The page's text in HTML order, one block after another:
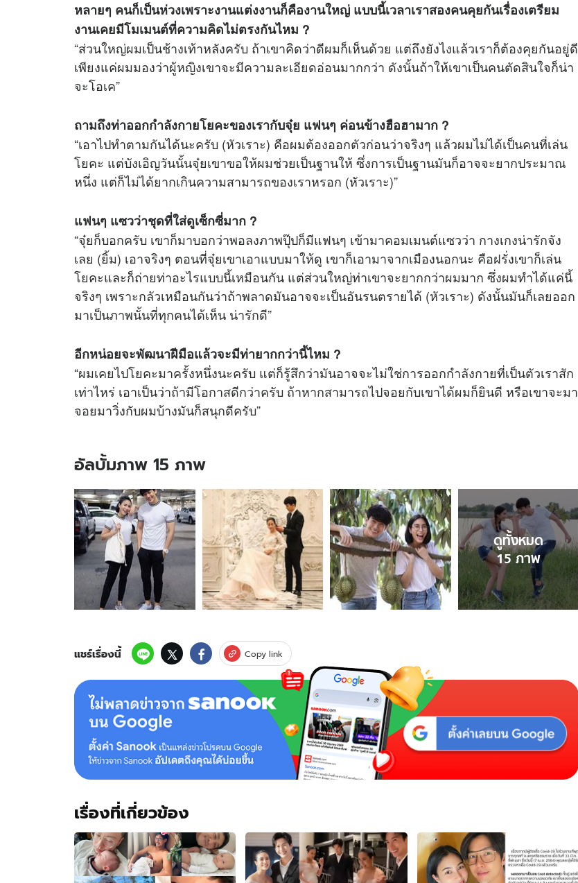
หลายๆ คนก็เป็นห่วงเพราะงานแต่งงานก็คืองานใหญ่ แบบนี้เวลาเราสองคนคุยกันเรื่องเตรียม
งานเคยมีโมเมนต์ที่ความคิดไม่ตรงกันไหม ?
“ส่วนใหญ่ผมเป็นช้างเท้าหลังครับ ถ้าเขาคิดว่าดีผมก็เห็นด้วย แต่ถึงยังไงแล้วเราก็ต้องคุยกันอยู่ดี
เพียงแค่ผมมองว่าผู้หญิงเขาจะมีความละเอียดอ่อนมากกว่า ดังนั้นถ้าให้เขาเป็นคนตัดสินใจก็น่า
จะโอเค”
ถามถึงท่าออกกำลังกายโยคะของเรากับจุ๋ย แฟนๆ ค่อนข้างฮือฮามาก ?
“เอาไปทำตามกันได้นะครับ (หัวเราะ) คือผมต้องออกตัวก่อนว่าจริงๆ แล้วผมไม่ได้เป็นคนที่เล่น
โยคะ แต่บังเอิญวันนั้นจุ๋ยเขาขอให้ผมช่วยเป็นฐานให้ ซึ่งการเป็นฐานมันก็อาจจะยากประมาณ
หนึ่ง แต่ก็ไม่ได้ยากเกินความสามารถของเราหรอก (หัวเราะ)”
แฟนๆ แซวว่าชุดที่ใส่ดูเซ็กซี่มาก ?
“จุ๋ยก็บอกครับ เขาก็มาบอกว่าพอลงภาพปุ๊ปก็มีแฟนๆ เข้ามาคอมเมนต์แซวว่า กางเกงน่ารักจัง
เลย (ยิ้ม) เอาจริงๆ ตอนที่จุ๋ยเขาเอาแบบมาให้ดู เขาก็เอามาจากเมืองนอกนะ คือฝรั่งเขาก็เล่น
โยคะและก็ถ่ายท่าอะไรแบบนี้เหมือนกัน แต่ส่วนใหญ่ท่าเขาจะยากกว่าผมมาก ซึ่งผมทำได้แค่นี้
จริงๆ เพราะกลัวเหมือนกันว่าถ้าพลาดมันอาจจะเป็นอันรนตรายได้ (หัวเราะ) ดังนั้นมันก็เลยออก
มาเป็นภาพนั้นที่ทุกคนได้เห็น น่ารักดี”
อีกหน่อยจะพัฒนาฝีมือแล้วจะมีท่ายากกว่านี้ไหม ?
“ผมเคยไปโยคะมาครั้งหนึ่งนะครับ แต่ก็รู้สึกว่ามันอาจจะไม่ใช่การออกกำลังกายที่เป็นตัวเราสัก
เท่าไหร่ เอาเป็นว่าถ้ามีโอกาสดีกว่าครับ ถ้าหากสามารถไปจอยกับเขาได้ผมก็ยินดี หรือเขาจะมา
จอยมาวิ่งกับผมบ้างมันก็สนุกดีครับ”
อัลบั้มภาพ 15 ภาพ
อัลบั้ม
ภาพ
15
ภาพ
ของ
“พุฒ
ได้
แต่งงาน
วรัท
ยา”
เปิด
พร้อม
กัน
30
เม.ย.
ดูทั้งหมด
15ภาพ
แชร์เรื่องนี้ Copy link
เรื่องที่เกี่ยวข้อง